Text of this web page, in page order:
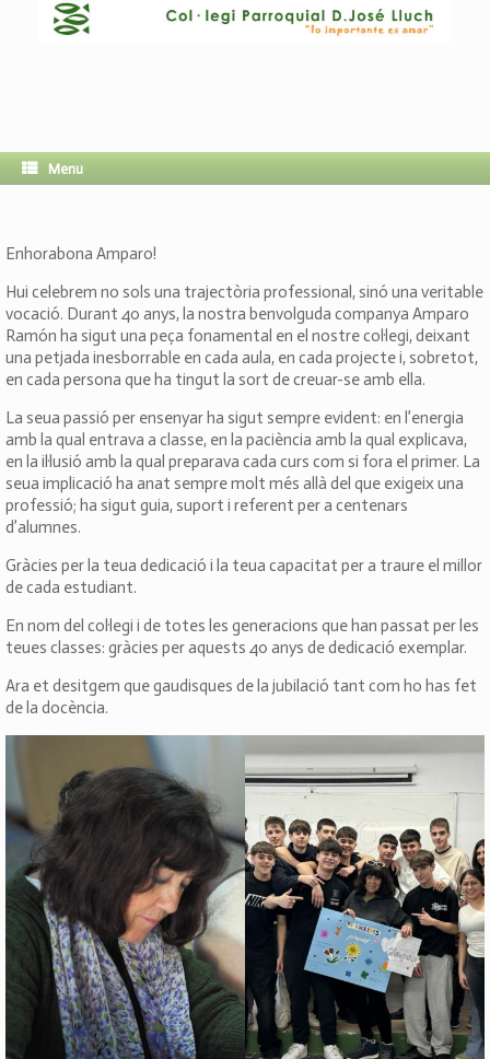
Menu
Enhorabona Amparo!
Hui celebrem no sols una trajectòria professional, sinó una veritable
vocació. Durant 40 anys, la nostra benvolguda companya Amparo
Ramón ha sigut una peça fonamental en el nostre col·legi, deixant
una petjada inesborrable en cada aula, en cada projecte i, sobretot,
en cada persona que ha tingut la sort de creuar-se amb ella.
La seua passió per ensenyar ha sigut sempre evident: en l’energia
amb la qual entrava a classe, en la paciència amb la qual explicava,
en la il·lusió amb la qual preparava cada curs com si fora el primer. La
seua implicació ha anat sempre molt més allà del que exigeix una
professió; ha sigut guia, suport i referent per a centenars
d’alumnes.
Gràcies per la teua dedicació i la teua capacitat per a traure el millor
de cada estudiant.
En nom del col·legi i de totes les generacions que han passat per les
teues classes: gràcies per aquests 40 anys de dedicació exemplar.
Ara et desitgem que gaudisques de la jubilació tant com ho has fet
de la docència.